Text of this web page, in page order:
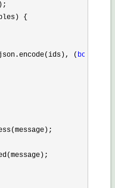
{
( bool